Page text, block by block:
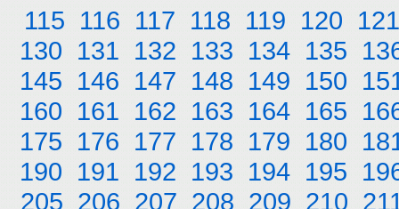
115 116 117 118 119 120 121
130 131 132 133 134 135
145 146 147 148 149 150
160 161 162 163 164 165
175 176 177 178 179 180
190 191 192 193 194 195
205 206 207 208 209 210